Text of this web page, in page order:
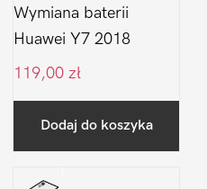
Wymiana baterii
Huawei Y7 2018
119,00 zł
Dodaj do koszyka